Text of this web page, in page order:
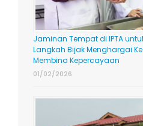
Jaminan Tempat di IPTA
Langkah Bijak Menghargai
Membina Kepercayaan
01/02/2026